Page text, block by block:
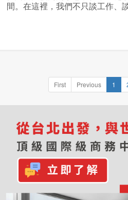
間。在這裡，我們不只談工作、
First Previous 1